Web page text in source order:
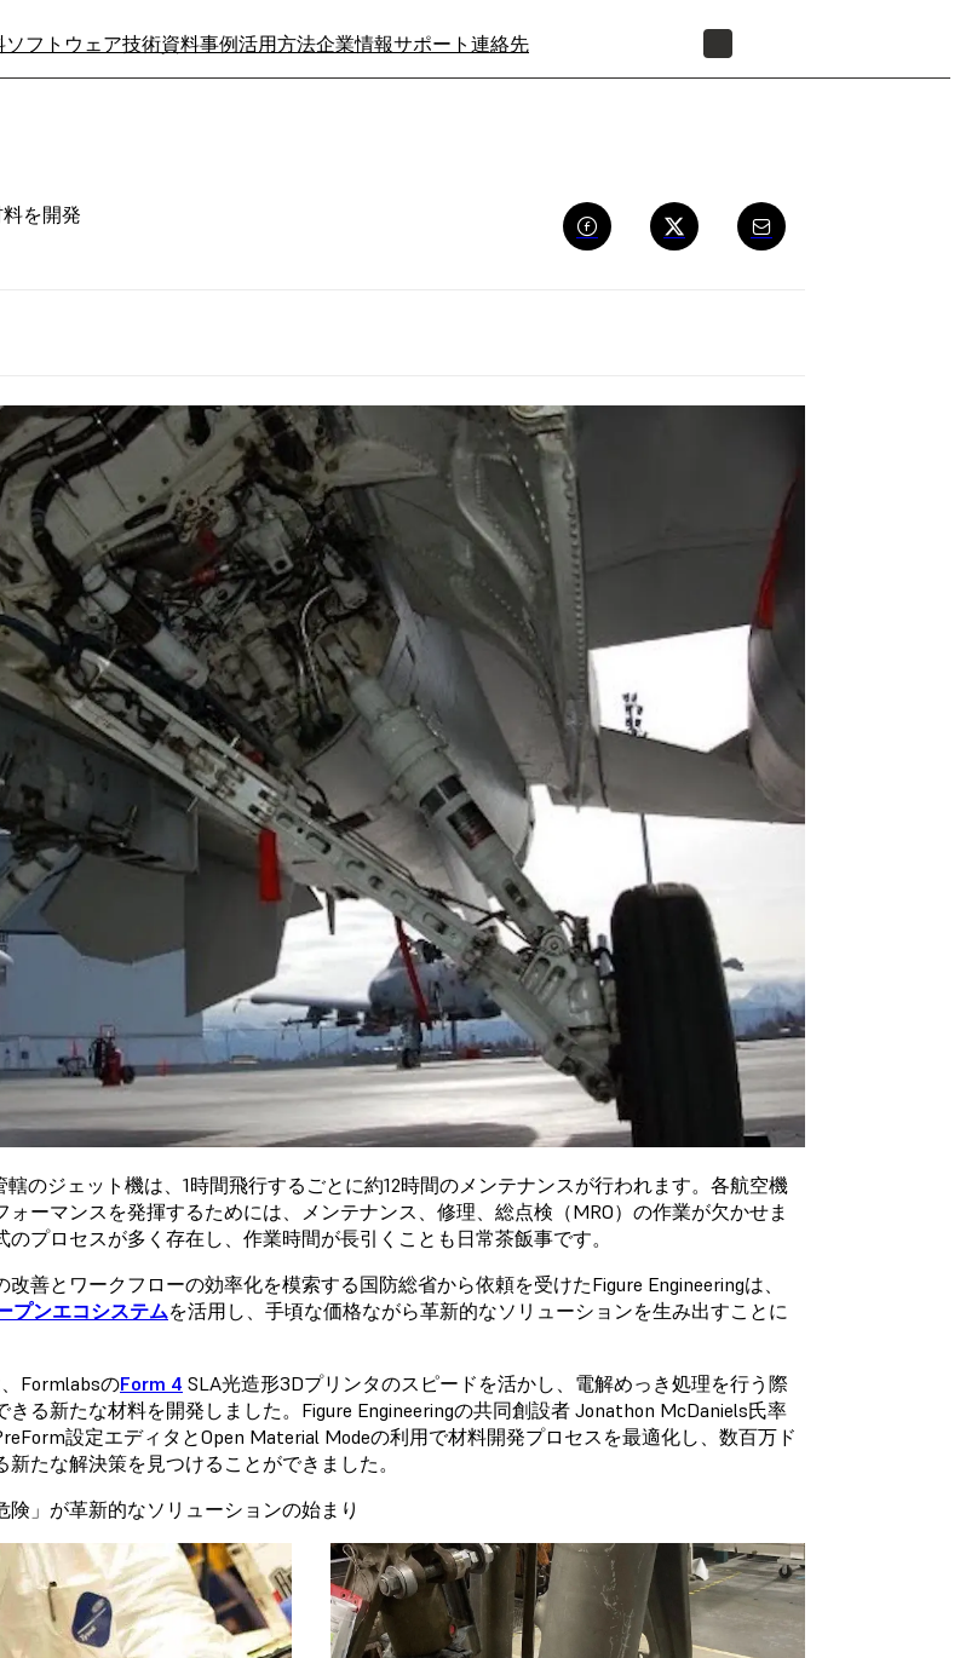
ソフトウェア技術資料事例活用方法企業情報サポート 連絡先
を開発
轄のジェット機は、1時間飛行するごとに約12時間のメンテナンスが行われます。各航空機
ォーマンスを発揮するためには、メンテナンス、修理、総点検（MRO）の作業が欠かせま
プロセスが多く存在し、作業時間が長引くことも日常茶飯事です。
善とワークフローの効率化を模索する国防総省から依頼を受けたFigure Engineeringは、
プンエコシステムを活用し、手頃な価格ながら革新的なソリューションを生み出すことに
FormlabsのForm 4 SLA光造形3Dプリンタのスピードを活かし、電解めっき処理を行う際
る新たな材料を開発しました。Figure Engineeringの共同創設者 Jonathon McDaniels氏率
設定エディタとOpen Material Modeの利用で材料開発プロセスを最適化し、数百万ド
新たな解決策を見つけることができました。
険」が革新的なソリューションの始まり